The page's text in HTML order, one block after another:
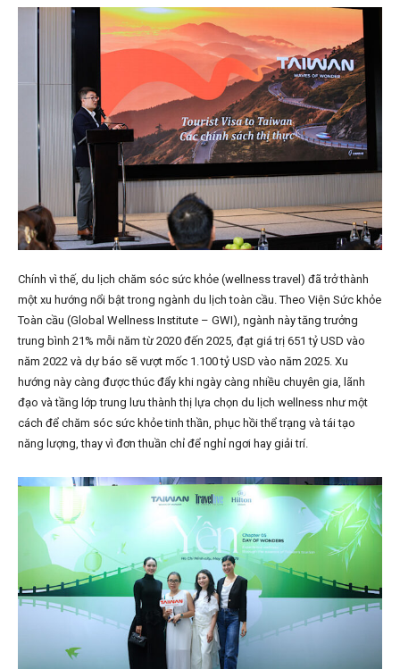
Chính vì thế, du lịch chăm sóc sức khỏe (wellness travel) đã trở thành
một xu hướng nổi bật trong ngành du lịch toàn cầu. Theo Viện Sức khỏe
Toàn cầu (Global Wellness Institute – GWI), ngành này tăng trưởng
trung bình 21% mỗi năm từ 2020 đến 2025, đạt giá trị 651 tỷ USD vào
năm 2022 và dự báo sẽ vượt mốc 1.100 tỷ USD vào năm 2025. Xu
hướng này càng được thúc đẩy khi ngày càng nhiều chuyên gia, lãnh
đạo và tầng lớp trung lưu thành thị lựa chọn du lịch wellness như một
cách để chăm sóc sức khỏe tinh thần, phục hồi thể trạng và tái tạo
năng lượng, thay vì đơn thuần chỉ để nghỉ ngơi hay giải trí.